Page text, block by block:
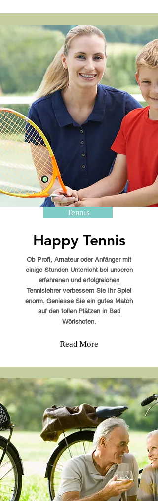
Tennis
Happy Tennis
Ob Profi, Amateur oder Anfänger mit
einige Stunden Unterricht bei unseren
erfahrenen und erfolgreichen
Tennislehrer verbessern Sie Ihr Spiel
enorm. Geniesse Sie ein gutes Match
auf den tollen Plätzen in Bad
Wörishofen.
Read More